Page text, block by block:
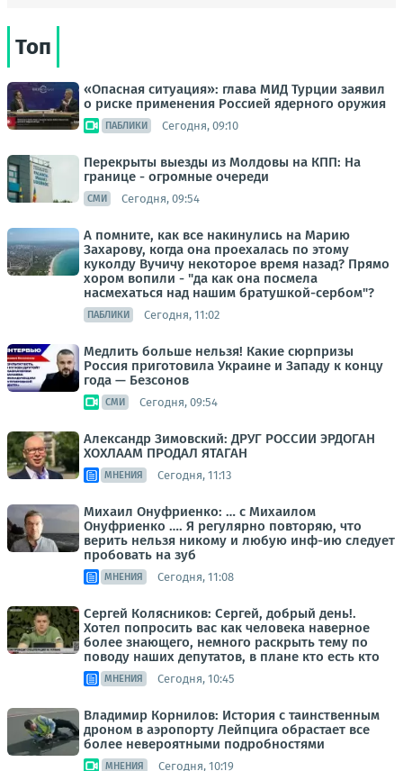
Топ
«Опасная ситуация»: глава МИД Турции заявил
о риске применения Россией ядерного оружия
ПАБЛИКИ Сегодня, 09:10
Перекрыты выезды из Молдовы на КПП: На
границе - огромные очереди
СМИ Сегодня, 09:54
А помните, как все накинулись на Марию
Захарову, когда она проехалась по этому
куколду Вучичу некоторое время назад? Прямо
хором вопили - "да как она посмела
насмехаться над нашим братушкой-сербом"?
ПАБЛИКИ Сегодня, 11:02
Медлить больше нельзя! Какие сюрпризы
Россия приготовила Украине и Западу к концу
года — Безсонов
СМИ Сегодня, 09:54
Александр Зимовский: ДРУГ РОССИИ ЭРДОГАН
ХОХЛААМ ПРОДАЛ ЯТАГАН
МНЕНИЯ Сегодня, 11:13
Михаил Онуфриенко: … с Михаилом
Онуфриенко …. Я регулярно повторяю, что
верить нельзя никому и любую инф-ию следует
пробовать на зуб
МНЕНИЯ Сегодня, 11:08
Сергей Колясников: Сергей, добрый день!.
Хотел попросить вас как человека наверное
более знающего, немного раскрыть тему по
поводу наших депутатов, в плане кто есть кто
МНЕНИЯ Сегодня, 10:45
Владимир Корнилов: История с таинственным
дроном в аэропорту Лейпцига обрастает все
более невероятными подробностями
МНЕНИЯ Сегодня, 10:19